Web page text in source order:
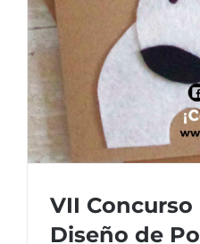
VII
Diseño de